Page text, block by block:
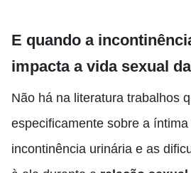
E quando a
impacta a vida sexual
Não há na literatura trabalhos
especificamente sobre a
incontinência urinária e as